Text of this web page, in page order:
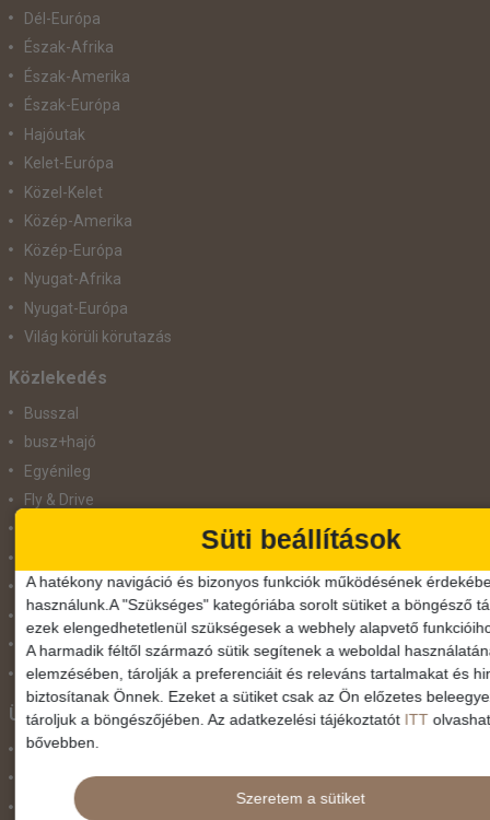
Dél-Európa
Észak-Afrika
Észak-Amerika
Észak-Európa
Hajóutak
Kelet-Európa
Közel-Kelet
Közép-Amerika
Közép-Európa
Nyugat-Afrika
Nyugat-Európa
Világ körüli körutazás
Közlekedés
Busszal
busz+hajó
Egyénileg
Fly & Drive
repülő+hajó
Repülővel
Szolgáltatás
Vonat
Ünnepek
Adventi hetek
Karácsonyi utazás
Süti beállítások
A hatékony navigáció és bizonyos funkciók működésének
használunk.A "Szükséges" kategóriába sorolt sütiket a böngésző
ezek elengedhetetlenül szükségesek a webhely alapvető
A harmadik féltől származó sütik segítenek a weboldal
elemzésében, tárolják a preferenciáit és releváns tartalmakat és
biztosítanak Önnek. Ezeket a sütiket csak az Ön előzetes
tároljuk a böngészőjében. Az adatkezelési tájékoztatót ITT
bővebben.
Szeretem a sütiket